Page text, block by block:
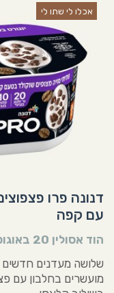
אכלו לי שתו לי
דנונה פרו
עם קפה
הוד אסולין 20 באוגוסט 2024
שלושה מעדנים חדשים
מועשרים בחלבון עם